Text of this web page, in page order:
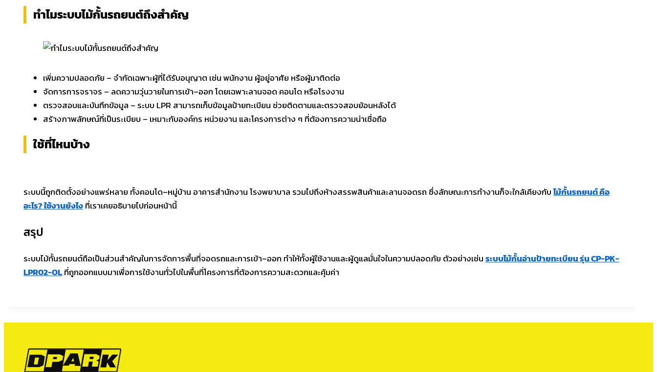
ทำไมระบบไม้กั้นรถยนต์ถึงสำคัญ
เพิ่มความปลอดภัย – จำกัดเฉพาะผู้ที่ได้รับอนุญาต เช่น พนักงาน ผู้อยู่อาศัย หรือผู้มาติดต่อ
จัดการการจราจร – ลดความวุ่นวายในการเข้า–ออก โดยเฉพาะลานจอด คอนโด หรือโรงงาน
ตรวจสอบและบันทึกข้อมูล – ระบบ LPR สามารถเก็บข้อมูลป้ายทะเบียน ช่วยติดตามและตรวจสอบย้อนหลังได้
สร้างภาพลักษณ์ที่เป็นระเบียบ – เหมาะกับองค์กร หน่วยงาน และโครงการต่าง ๆ ที่ต้องการความน่าเชื่อถือ
ใช้ที่ไหนบ้าง
ระบบนี้ถูกติดตั้งอย่างแพร่หลาย ทั้งคอนโด–หมู่บ้าน อาคารสำนักงาน โรงพยาบาล รวมไปถึงห้างสรรพสินค้าและลานจอดรถ ซึ่งลักษณะการทำงานก็จะใกล้เคียงกับไม้กั้นรถยนต์ คือ
อะไร? ใช้งานยังไงที่เราเคยอธิบายไปก่อนหน้านี้
สรุป
ระบบไม้กั้นรถยนต์ถือเป็นส่วนสำคัญในการจัดการพื้นที่จอดรถและการเข้า–ออก ทำให้ทั้งผู้ใช้งานและผู้ดูแลมั่นใจในความปลอดภัย ตัวอย่างเช่นระบบไม้กั้นอ่านป้ายทะเบียน รุ่น CP-PK-
LPR02-OLที่ถูกออกแบบมาเพื่อการใช้งานทั่วไปในพื้นที่โครงการที่ต้องการความสะดวกและคุ้มค่า